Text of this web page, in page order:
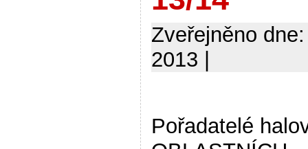
Zveřejněno
2013 |
Pořadatelé